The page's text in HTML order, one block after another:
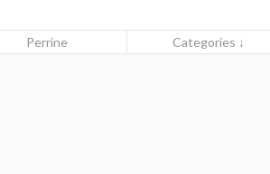
Perrine Categories ↓